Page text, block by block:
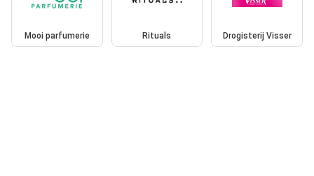
Mooi parfumerie Rituals Drogisterij Visser